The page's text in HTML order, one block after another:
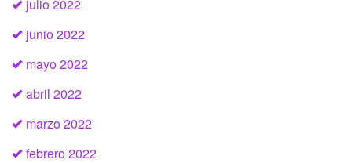
julio 2022
junio 2022
mayo 2022
abril 2022
marzo 2022
febrero 2022